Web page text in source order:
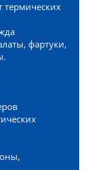
термических
фартуки,